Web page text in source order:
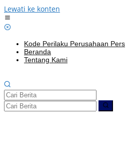
Lewati ke konten
Kode Perilaku Perusahaan Pers
Beranda
Tentang Kami